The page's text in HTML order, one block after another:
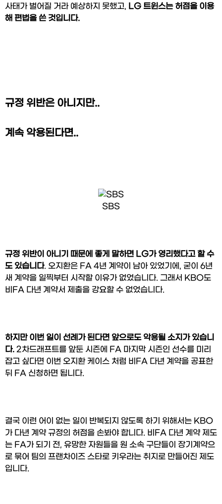
사태가 벌어질 거라 예상하지 못했고, LG 트윈스는 허점을 이용
해 편법을 쓴 것입니다.
규정 위반은 아니지만..
계속 악용된다면..
SBS
규정 위반이 아니기 때문에 좋게 말하면 LG가 영리했다고 할 수
도 있습니다. 오지환은 FA 4년 계약이 남아 있었기에, 굳이 6년
새 계약을 일찍부터 시작할 이유가 없었습니다. 그래서 KBO도
비FA 다년 계약서 제출을 강요할 수 없었습니다.
하지만 이번 일이 선례가 된다면 앞으로도 악용될 소지가 있습니
다. 2차드래프트를 앞둔 시즌에 FA 마지막 시즌인 선수를 미리
잡고 싶다면 이번 오지환 케이스 처럼 비FA 다년 계약을 공표한
뒤 FA 신청하면 됩니다.
결국 이런 어이 없는 일이 반복되지 않도록 하기 위해서는 KBO
가 다년 계약 규정의 허점을 손봐야 합니다. 비FA 다년 계약 제도
는 FA가 되기 전, 유망한 자원들을 원 소속 구단들이 장기계약으
로 묶어 팀의 프랜차이즈 스타로 키우라는 취지로 만들어진 제도
입니다.